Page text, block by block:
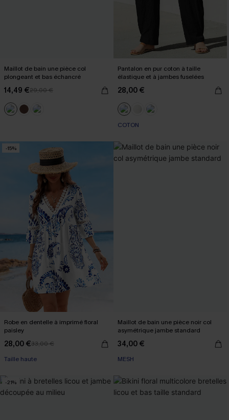
Maillot de bain une pièce col
plongeant et bas échancré
14,49 €29,00 €
Pantalon en pur coton à taille
élastique et à jambes fuselées
28,00 €
COTON
-15%
Robe en dentelle à imprimé floral
paisley
28,00 €33,00 €
Taille haute
Maillot de bain une pièce noir col
asymétrique jambe standard
34,00 €
MESH
-21%